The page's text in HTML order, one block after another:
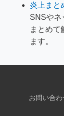
炎上まと
SNSやネ
まとめて
ます。
お問い合わ